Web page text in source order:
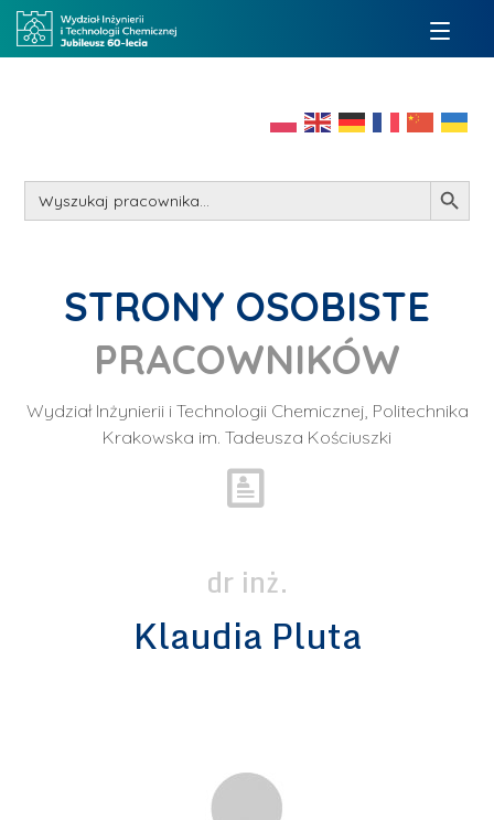
Search
for:
Search Button
STRONY OSOBISTE
PRACOWNIKÓW
Wydział Inżynierii i Technologii Chemicznej, Politechnika
Krakowska im. Tadeusza Kościuszki
dr inż.
Klaudia Pluta